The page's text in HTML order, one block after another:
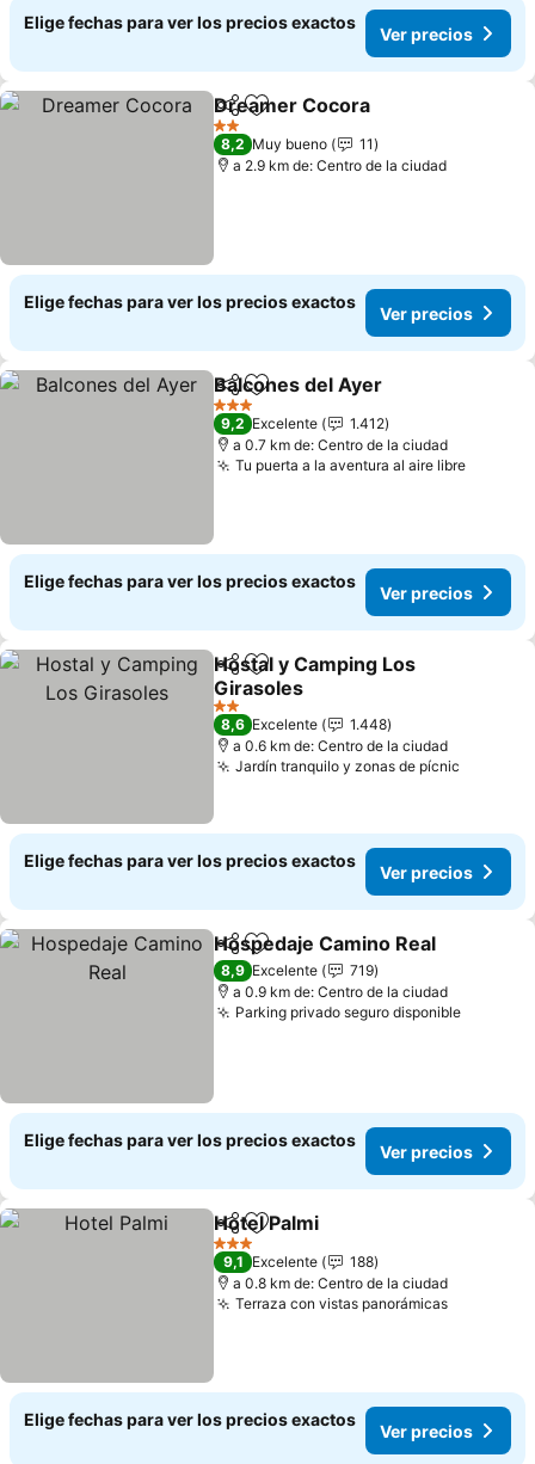
Elige fechas para ver los precios exactos
Ver precios
CompartirAgregar a favoritos
Dreamer Cocora
2 Estrellas
8,2 Muy bueno
11
a 2.9 km de: Centro de la ciudad
Elige fechas para ver los precios exactos
Ver precios
CompartirAgregar a favoritos
Balcones del Ayer
3 Estrellas
9,2 Excelente
1.412
a 0.7 km de: Centro de la ciudad
Tu puerta a la aventura al aire libreVer
Elige fechas para ver los precios exactos
Ver precios
CompartirAgregar a favoritos
Hostal y Camping Los
Girasoles
Ver precios
2 Estrellas
8,6 Excelente
1.448
a 0.6 km de: Centro de la ciudad
Jardín tranquilo y zonas de pícnic
Elige fechas para ver los precios exactos
Ver precios
CompartirAgregar a favoritos
Hospedaje Camino Real
8,9 Excelente
719
a 0.9 km de: Centro de la ciudad
Parking privado seguro disponibleVer
Elige fechas para ver los precios exactos
Ver precios
CompartirAgregar a favoritos
Hotel Palmi
3 Estrellas
9,1 Excelente
188
a 0.8 km de: Centro de la ciudad
Terraza con vistas panorámicasVer
Elige fechas para ver los precios exactos
Ver precios